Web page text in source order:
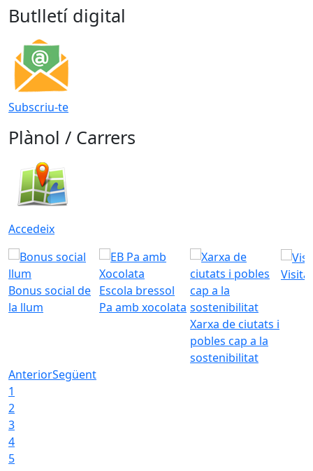
Butlletí digital
Subscriu-te
Plànol / Carrers
Accedeix
Bonus social de
la llum
Escola bressol
Pa amb xocolata
Xarxa de ciutats i
pobles cap a la
sostenibilitat
Visita
AnteriorSegüent
1
2
3
4
5